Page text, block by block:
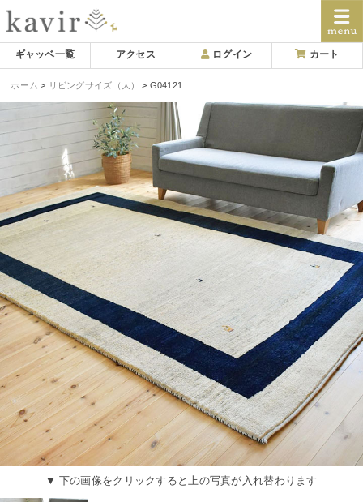
Skip
to
ギャッベ一覧 アクセス ログイン カート
ホーム リビングサイズ（大） G04121
▼ 下の画像をクリックすると上の写真が入れ替わります